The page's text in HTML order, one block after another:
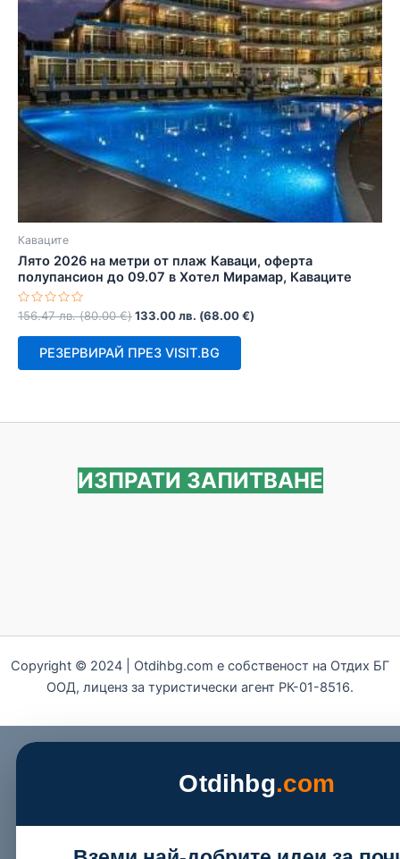
Каваците
Лято 2026 на метри от плаж Каваци, оферта
полупансион до 09.07 в Хотел Мирамар, Каваците
Оценено
с
0
156.47лв. (80.00€)133.00лв. (68.00€)
РЕЗЕРВИРАЙ ПРЕЗ VISIT.BG
ИЗПРАТИ ЗАПИТВАНЕ
Copyright © 2024 | Otdihbg.com e собственост на Отдих БГ
ООД, лиценз за туристически агент РК-01-8516.
Otdihbg.com